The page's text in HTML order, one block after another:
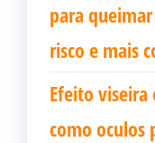
para
risco e mais
Efeito viseira
como oculos